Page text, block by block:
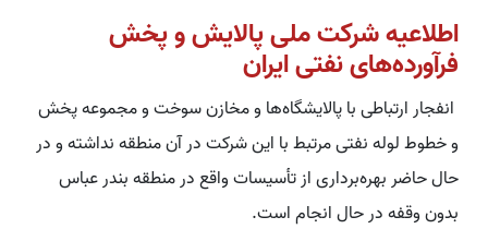
اطلاعیه شرکت ملی پالایش و پخش
فرآورده‌های نفتی ایران
انفجار ارتباطی با پالایشگاه‌ها و مخازن سوخت و مجموعه پخش
و خطوط لوله نفتی مرتبط با این شرکت در آن منطقه نداشته و در
حال حاضر بهره‌برداری از تأسیسات واقع در منطقه بندر عباس
بدون وقفه در حال انجام است.